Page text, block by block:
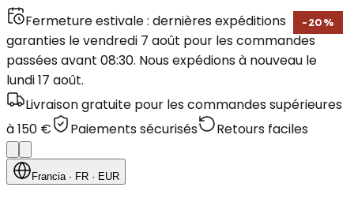
Fermeture estivale : dernières expéditions
garanties le vendredi 7 août pour les commandes
passées avant 08:30. Nous expédions à nouveau le
lundi 17 août.
Livraison gratuite pour les commandes supérieures
à 150 €
Paiements sécurisés Retours faciles
Francia· FR · EUR
- 20 %